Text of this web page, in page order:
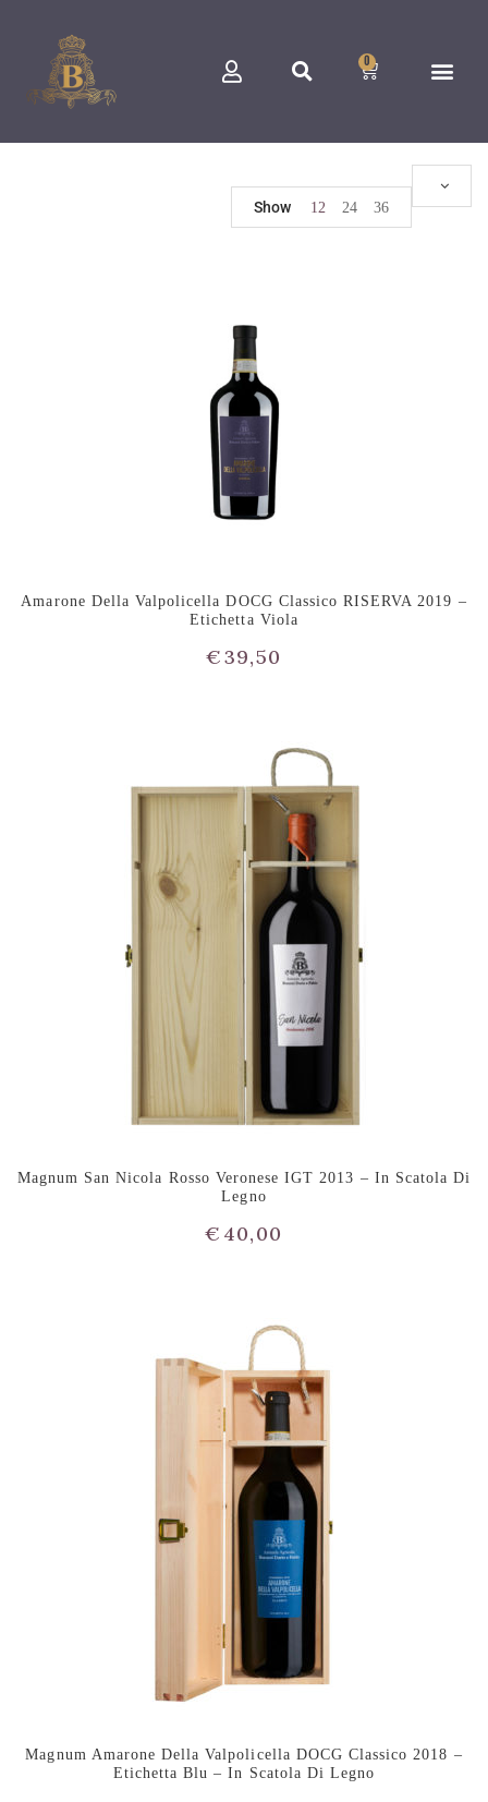
0
Show 12 24 36
Amarone Della Valpolicella DOCG Classico RISERVA 2019 –
Etichetta Viola
€39,50
Magnum San Nicola Rosso Veronese IGT 2013 – In Scatola Di
Legno
€ 40,00
Magnum Amarone Della Valpolicella DOCG Classico 2018 –
Etichetta Blu – In Scatola Di Legno